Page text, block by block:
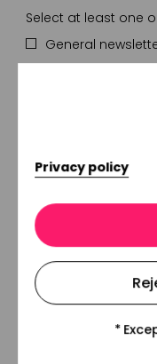
Privacy policy
*
Select at least one
General
danych.
serwisu